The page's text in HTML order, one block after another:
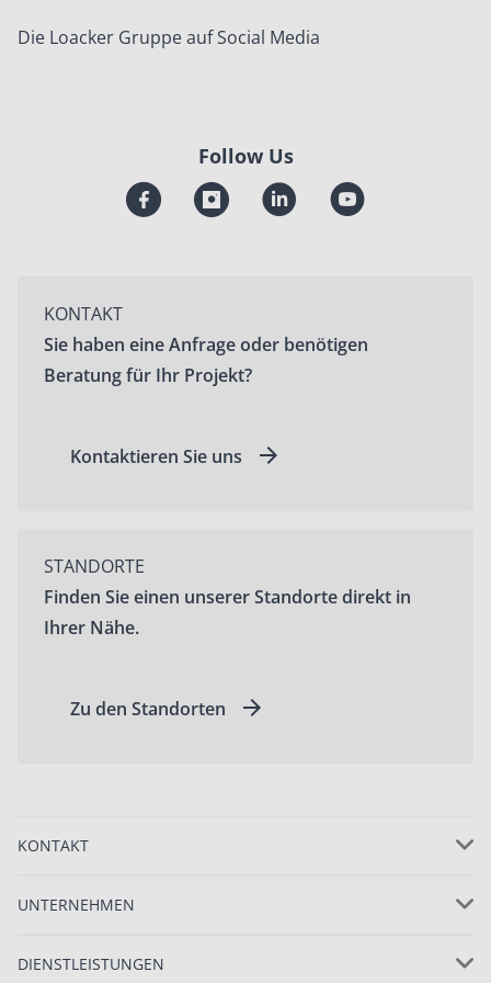
Die Loacker Gruppe auf Social Media
Follow Us
KONTAKT
Sie haben eine Anfrage oder benötigen
Beratung für Ihr Projekt?
Kontaktieren Sie uns
STANDORTE
Finden Sie einen unserer Standorte direkt in
Ihrer Nähe.
Zu den Standorten
KONTAKT
UNTERNEHMEN
DIENSTLEISTUNGEN